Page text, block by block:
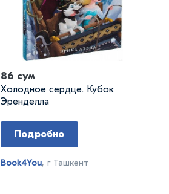
86 сум
Холодное сердце. Кубок
Эренделла
Подробно
Book4You, г Ташкент